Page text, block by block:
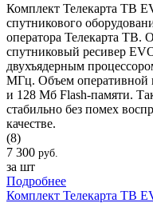
Комплект Телекарта ТВ
спутникового
оператора Телекарта ТВ.
спутниковый ресивер
двухъядерным
МГц. Объем оперативной
и 128 Мб Flash-памяти.
стабильно без помех
качестве.
(8)
7 300 руб.
за шт
Подробнее
Комплект Телекарта ТВ